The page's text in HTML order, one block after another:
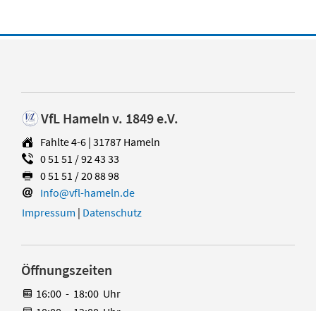
VfL Hameln v. 1849 e.V.
Fahlte 4-6 | 31787 Hameln
0 51 51 / 92 43 33
0 51 51 / 20 88 98
Info@vfl-hameln.de
Impressum | Datenschutz
Öffnungszeiten
16:00 - 18:00 Uhr